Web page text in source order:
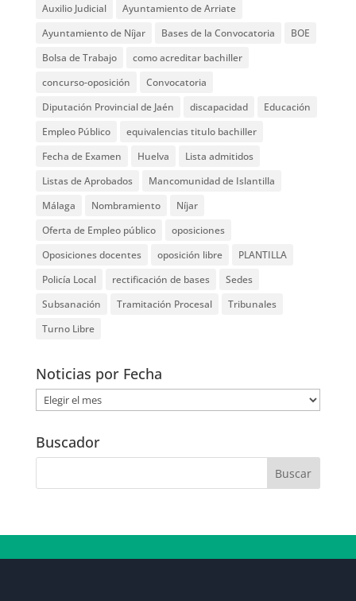
Auxilio Judicial
Ayuntamiento de Arriate
Ayuntamiento de Níjar
Bases de la Convocatoria
BOE
Bolsa de Trabajo
como acreditar bachiller
concurso-oposición
Convocatoria
Diputación Provincial de Jaén
discapacidad
Educación
Empleo Público
equivalencias titulo bachiller
Fecha de Examen
Huelva
Lista admitidos
Listas de Aprobados
Mancomunidad de Islantilla
Málaga
Nombramiento
Níjar
Oferta de Empleo público
oposiciones
Oposiciones docentes
oposición libre
PLANTILLA
Policía Local
rectificación de bases
Sedes
Subsanación
Tramitación Procesal
Tribunales
Turno Libre
Noticias por Fecha
Noticias
por
Buscador